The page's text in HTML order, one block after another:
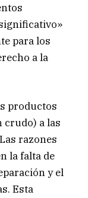
para los
a la
productos
crudo) a las
razones
la falta de
y el
Esta